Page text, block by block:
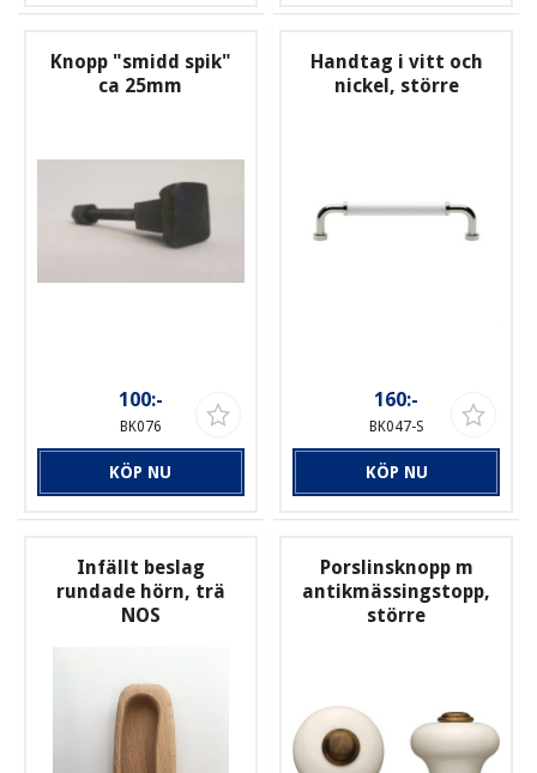
Knopp "smidd spik"
ca 25mm
100:-
BK076
KÖP NU
Handtag i vitt och
nickel, större
160:-
BK047-S
KÖP NU
Infällt beslag
rundade hörn, trä
NOS
Porslinsknopp m
antikmässingstopp,
större